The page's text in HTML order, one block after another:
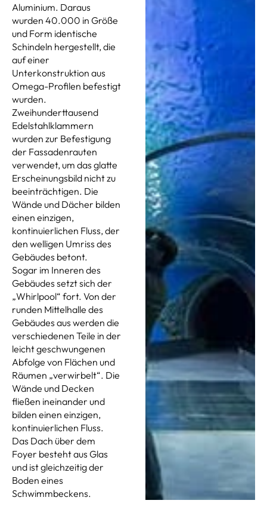
Aluminium. Daraus
wurden 40.000 in Größe
und Form identische
Schindeln hergestellt, die
auf einer
Unterkonstruktion aus
Omega-Profilen befestigt
wurden.
Zweihunderttausend
Edelstahlklammern
wurden zur Befestigung
der Fassadenrauten
verwendet, um das glatte
Erscheinungsbild nicht zu
beeinträchtigen. Die
Wände und Dächer bilden
einen einzigen,
kontinuierlichen Fluss, der
den welligen Umriss des
Gebäudes betont.
Sogar im Inneren des
Gebäudes setzt sich der
„Whirlpool“ fort. Von der
runden Mittelhalle des
Gebäudes aus werden die
verschiedenen Teile in der
leicht geschwungenen
Abfolge von Flächen und
Räumen „verwirbelt“. Die
Wände und Decken
fließen ineinander und
bilden einen einzigen,
kontinuierlichen Fluss.
Das Dach über dem
Foyer besteht aus Glas
und ist gleichzeitig der
Boden eines
Schwimmbeckens.